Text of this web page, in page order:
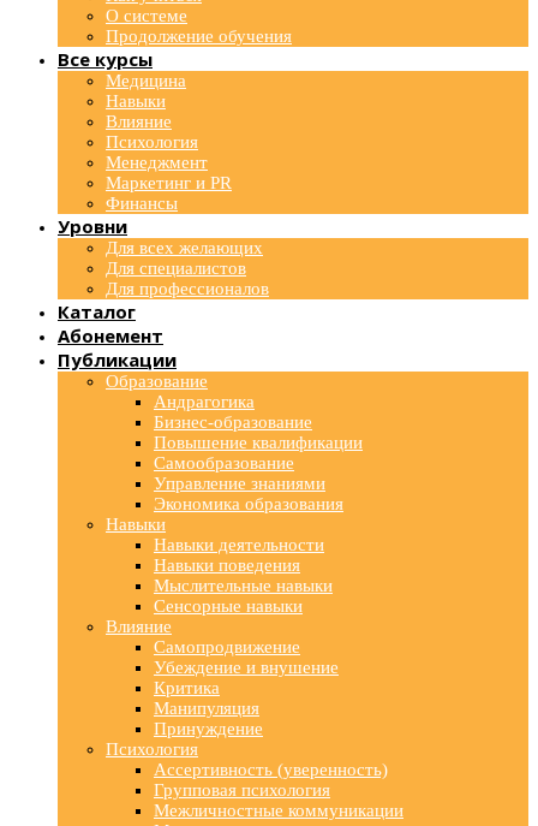
О системе
Продолжение обучения
Все курсы
Медицина
Навыки
Влияние
Психология
Менеджмент
Маркетинг и PR
Финансы
Уровни
Для всех желающих
Для специалистов
Для профессионалов
Каталог
Абонемент
Публикации
Образование
Андрагогика
Бизнес-образование
Повышение квалификации
Самообразование
Управление знаниями
Экономика образования
Навыки
Навыки деятельности
Навыки поведения
Мыслительные навыки
Сенсорные навыки
Влияние
Самопродвижение
Убеждение и внушение
Критика
Манипуляция
Принуждение
Психология
Ассертивность (уверенность)
Групповая психология
Межличностные коммуникации